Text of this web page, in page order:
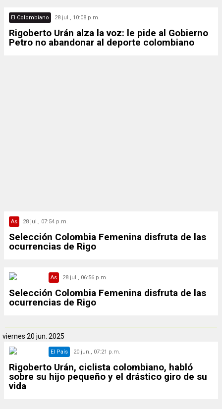
El Colombiano 28 jul., 10:08 p.m.
Rigoberto Urán alza la voz: le pide al Gobierno
Petro no abandonar al deporte colombiano
As 28 jul., 07:54 p.m.
Selección Colombia Femenina disfruta de las
ocurrencias de Rigo
As 28 jul., 06:56 p.m.
Selección Colombia Femenina disfruta de las
ocurrencias de Rigo
viernes 20 jun. 2025
El País 20 jun., 07:21 p.m.
Rigoberto Urán, ciclista colombiano, habló
sobre su hijo pequeño y el drástico giro de su
vida